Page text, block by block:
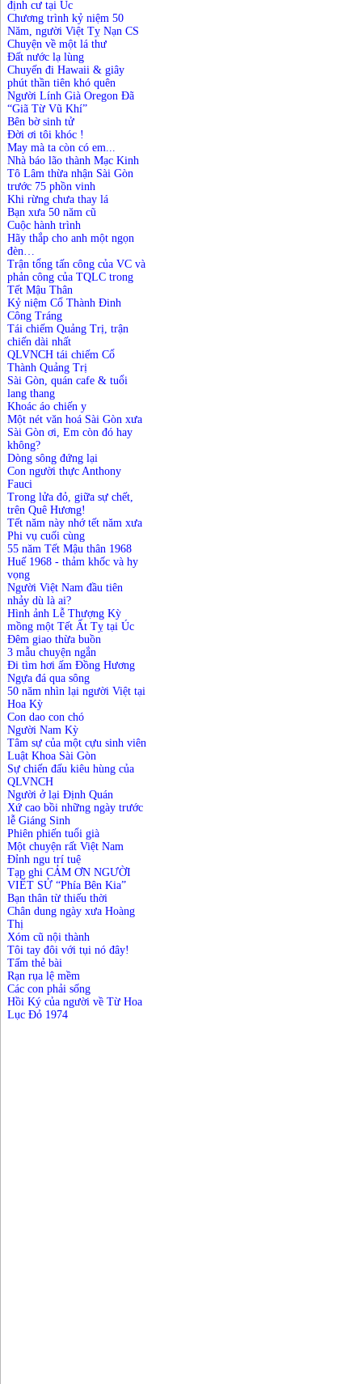
định cư tại Úc
Chương trình kỷ niệm 50
Năm, người Việt Tỵ Nạn CS
Chuyện về một lá thư
Đất nước lạ lùng
Chuyến đi Hawaii & giây
phút thần tiên khó quên
Người Lính Già Oregon Đã
“Giã Từ Vũ Khí”
Bên bờ sinh tử
Đời ơi tôi khóc !
May mà ta còn có em...
Nhà báo lão thành Mạc Kinh
Tô Lâm thừa nhận Sài Gòn
trước 75 phồn vinh
Khi rừng chưa thay lá
Bạn xưa 50 năm cũ
Cuộc hành trình
Hãy thắp cho anh một ngọn
đèn…
Trận tổng tấn công của VC và
phản công của TQLC trong
Tết Mậu Thân
Kỷ niệm Cổ Thành Đinh
Công Tráng
Tái chiếm Quảng Trị, trận
chiến dài nhất
QLVNCH tái chiếm Cổ
Thành Quảng Trị
Sài Gòn, quán cafe & tuổi
lang thang
Khoác áo chiến y
Một nét văn hoá Sài Gòn xưa
Sài Gòn ơi, Em còn đó hay
không?
Dòng sông đứng lại
Con người thực Anthony
Fauci
Trong lửa đỏ, giữa sự chết,
trên Quê Hương!
Tết năm này nhớ tết năm xưa
Phi vụ cuối cùng
55 năm Tết Mậu thân 1968
Huế 1968 - thảm khốc và hy
vọng
Người Việt Nam đầu tiên
nhảy dù là ai?
Hình ảnh Lễ Thượng Kỳ
mồng một Tết Ất Tỵ tại Úc
Đêm giao thừa buồn
3 mẫu chuyện ngắn
Đi tìm hơi ấm Đồng Hương
Ngựa đá qua sông
50 năm nhìn lại người Việt tại
Hoa Kỳ
Con dao con chó
Người Nam Kỳ
Tâm sự của một cựu sinh viên
Luật Khoa Sài Gòn
Sự chiến đấu kiêu hùng của
QLVNCH
Người ở lại Định Quán
Xứ cao bồi những ngày trước
lễ Giáng Sinh
Phiên phiến tuổi già
Một chuyện rất Việt Nam
Đỉnh ngu trí tuệ
Tạp ghi CẢM ƠN NGƯỜI
VIẾT SỬ “Phía Bên Kia”
Bạn thân từ thiếu thời
Chân dung ngày xưa Hoàng
Thị
Xóm cũ nội thành
Tôi tay đôi với tụi nó đây!
Tấm thẻ bài
Rạn rụa lệ mềm
Các con phải sống
Hồi Ký của người về Từ Hoa
Lục Đỏ 1974